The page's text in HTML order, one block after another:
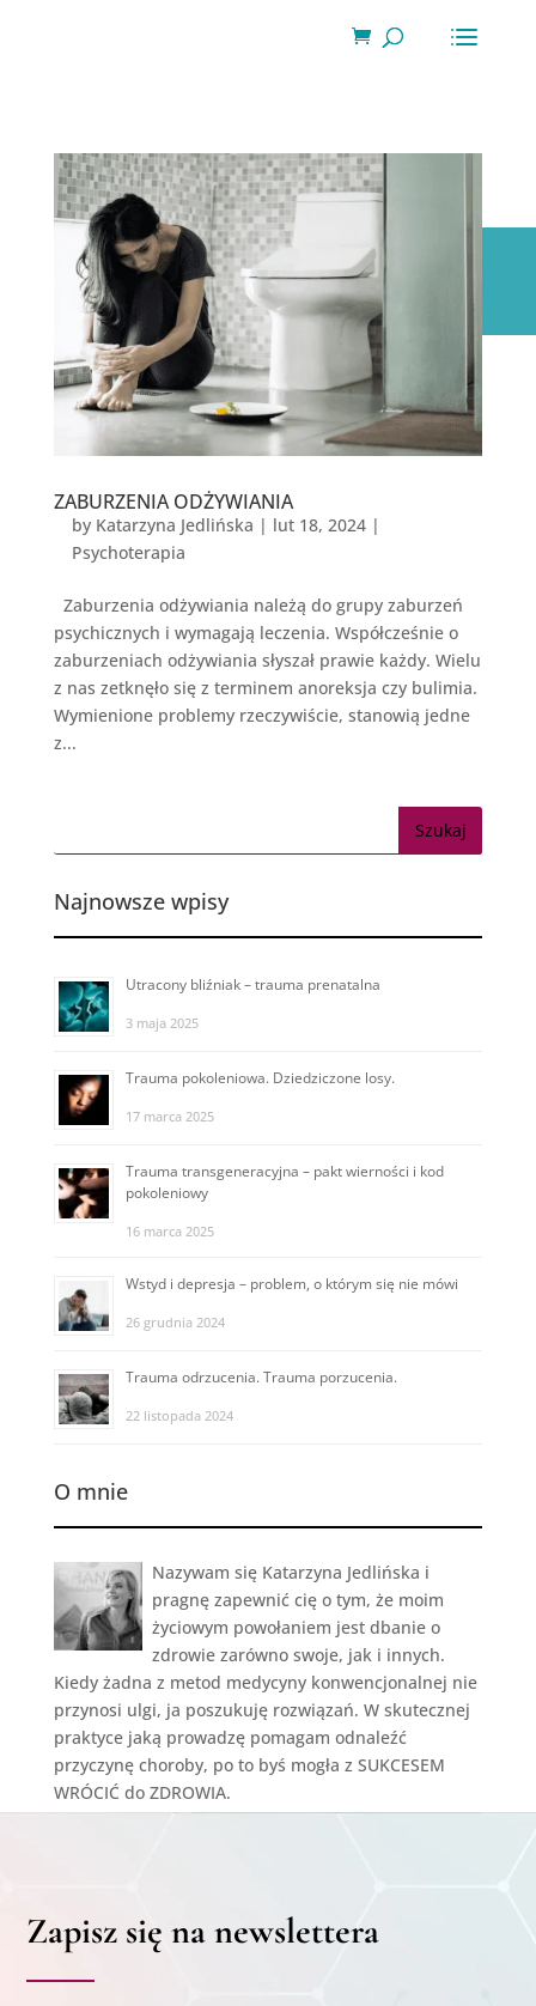
ZABURZENIA ODŻYWIANIA
by Katarzyna Jedlińska | lut 18, 2024|
Psychoterapia
Zaburzenia odżywiania należą do grupy zaburzeń
psychicznych i wymagają leczenia. Współcześnie o
zaburzeniach odżywiania słyszał prawie każdy. Wielu
z nas zetknęło się z terminem anoreksja czy bulimia.
Wymienione problemy rzeczywiście, stanowią jedne
z...
Najnowsze wpisy
Utracony bliźniak – trauma prenatalna
3 maja 2025
Trauma pokoleniowa. Dziedziczone losy.
17 marca 2025
Trauma transgeneracyjna – pakt wierności i kod
pokoleniowy
16 marca 2025
Wstyd i depresja – problem, o którym się nie mówi
26 grudnia 2024
Trauma odrzucenia. Trauma porzucenia.
22 listopada 2024
O mnie
Nazywam się Katarzyna Jedlińska i
pragnę zapewnić cię o tym, że moim
życiowym powołaniem jest dbanie o
zdrowie zarówno swoje, jak i innych.
Kiedy żadna z metod medycyny konwencjonalnej nie
przynosi ulgi, ja poszukuję rozwiązań. W skutecznej
praktyce jaką prowadzę pomagam odnaleźć
przyczynę choroby, po to byś mogła z SUKCESEM
WRÓCIĆ do ZDROWIA.
Zapisz się na newslettera